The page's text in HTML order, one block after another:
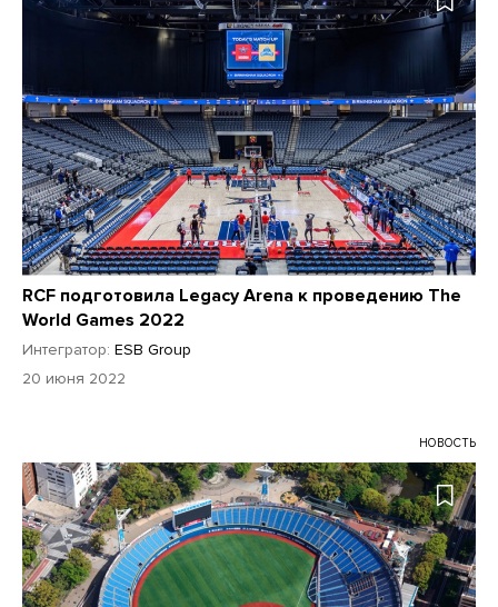
RCF подготовила Legacy Arena к проведению The
World Games 2022
Интегратор: ESB Group
20 июня 2022
НОВОСТЬ